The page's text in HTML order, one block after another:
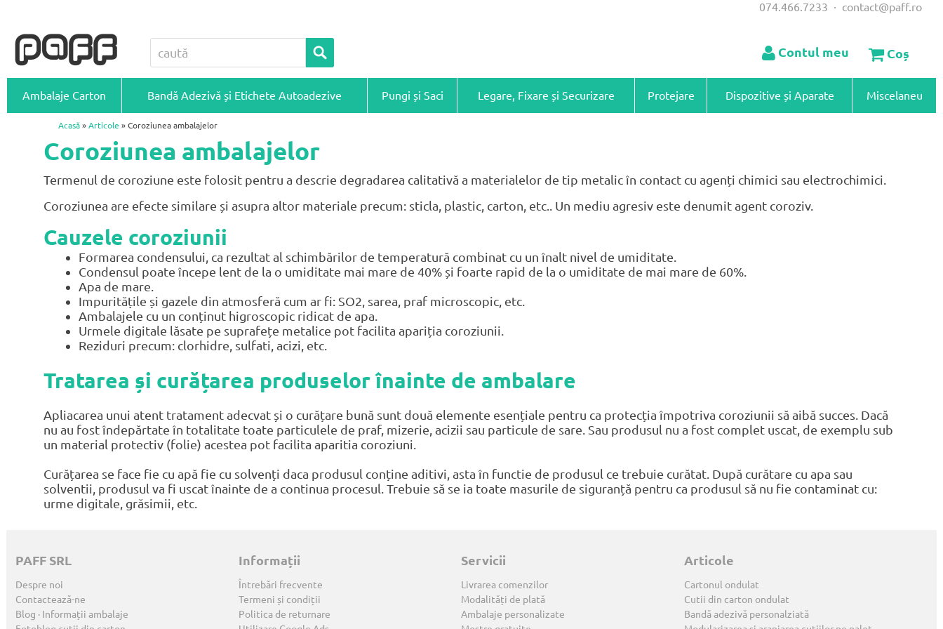
074.466.7233 · contact@paff.ro
Contul meu Coș
Ambalaje Carton Bandă Adezivă și Etichete Autoadezive Pungi și Saci Legare, Fixare și Securizare Protejare Dispozitive și Aparate Miscelaneu
Acasă» Articole » Coroziunea ambalajelor
Coroziunea ambalajelor
Termenul de coroziune este folosit pentru a descrie degradarea calitativă a materialelor de tip metalic în contact cu agenți chimici sau electrochimici.
Coroziunea are efecte similare și asupra altor materiale precum: sticla, plastic, carton, etc.. Un mediu agresiv este denumit agent coroziv.
Cauzele coroziunii
Formarea condensului, ca rezultat al schimbărilor de temperatură combinat cu un înalt nivel de umiditate.
Condensul poate începe lent de la o umiditate mai mare de 40% și foarte rapid de la o umiditate de mai mare de 60%.
Apa de mare.
Impuritățile și gazele din atmosferă cum ar fi: SO2, sarea, praf microscopic, etc.
Ambalajele cu un conținut higroscopic ridicat de apa.
Urmele digitale lăsate pe suprafețe metalice pot facilita apariția coroziunii.
Reziduri precum: clorhidre, sulfati, acizi, etc.
Tratarea și curățarea produselor înainte de ambalare
Apliacarea unui atent tratament adecvat și o curățare bună sunt două elemente esențiale pentru ca protecția împotriva coroziunii să aibă succes. Dacă
nu au fost îndepărtate în totalitate toate particulele de praf, mizerie, acizii sau particule de sare. Sau produsul nu a fost complet uscat, de exemplu sub
un material protectiv (folie) acestea pot facilita aparitia coroziuni.
Curățarea se face fie cu apă fie cu solvenți daca produsul conține aditivi, asta în functie de produsul ce trebuie curătat. După curătare cu apa sau
solventii, produsul va fi uscat înainte de a continua procesul. Trebuie să se ia toate masurile de siguranță pentru ca produsul să nu fie contaminat cu:
urme digitale, grăsimii, etc.
PAFF SRL
Despre noi
Contactează-ne
Blog · Informații ambalaje
Informații
Întrebări frecvente
Termeni și condiții
Politica de returnare
Servicii
Livrarea comenzilor
Modalități de plată
Ambalaje personalizate
Articole
Cartonul ondulat
Cutii din carton ondulat
Bandă adezivă personalziată